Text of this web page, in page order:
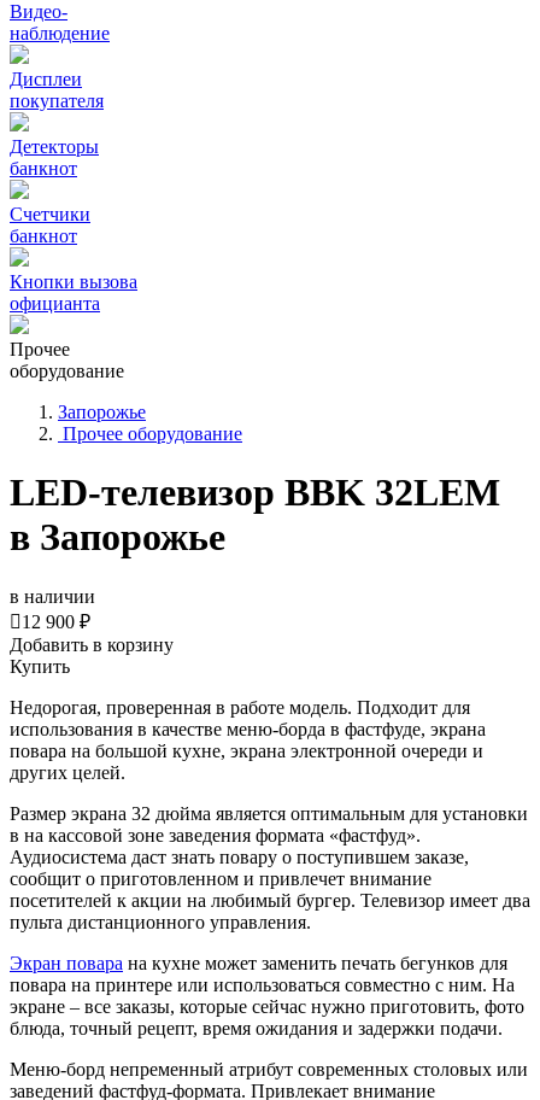
Видео‑
наблюдение
Дисплеи
покупателя
Детекторы
банкнот
Счетчики
банкнот
Кнопки вызова
официанта
Прочее
оборудование
Запорожье
Прочее оборудование
LED-телевизор BBK 32LEM
в Запорожье
в наличии
12 900 ₽
Добавить в корзину
Купить
Недорогая, проверенная в работе модель. Подходит для
использования в качестве меню-борда в фастфуде, экрана
повара на большой кухне, экрана электронной очереди и
других целей.
Размер экрана 32 дюйма является оптимальным для установки
в на кассовой зоне заведения формата «фастфуд».
Аудиосистема даст знать повару о поступившем заказе,
сообщит о приготовленном и привлечет внимание
посетителей к акции на любимый бургер. Телевизор имеет два
пульта дистанционного управления.
Экран повара на кухне может заменить печать бегунков для
повара на принтере или использоваться совместно с ним. На
экране – все заказы, которые сейчас нужно приготовить, фото
блюда, точный рецепт, время ожидания и задержки подачи.
Меню-борд непременный атрибут современных столовых или
заведений фастфуд-формата. Привлекает внимание